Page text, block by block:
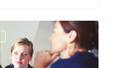
Définition de la
la santé
Histoire de l’AFPSA
Nous contacter
Adhérer